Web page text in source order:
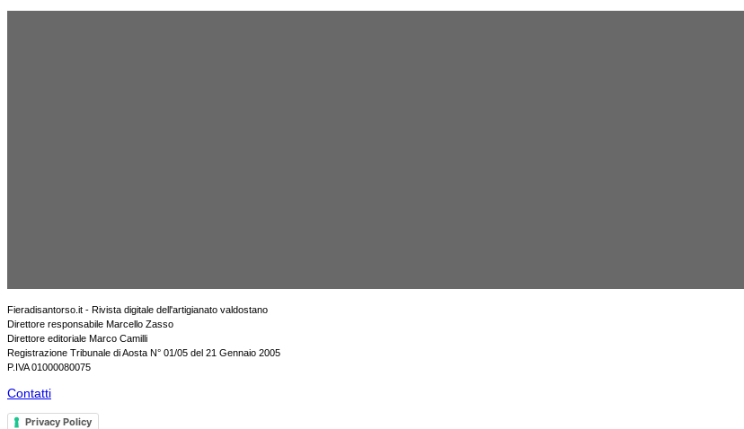
Fieradisantorso.it - Rivista digitale dell'artigianato valdostano
Direttore responsabile Marcello Zasso
Direttore editoriale Marco Camilli
Registrazione Tribunale di Aosta N° 01/05 del 21 Gennaio 2005
P.IVA 01000080075
Contatti
Privacy Policy